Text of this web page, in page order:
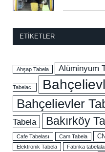
ETIKETLER
Ahşap Tabela Alüminyum
Tabelacı
Bahçelievler
Tabela
Bakırköy
Cafe Tabelası Cam Tabela
Elektronik Tabela Fabrika